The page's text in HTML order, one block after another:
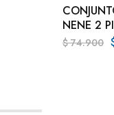
NENE 2
$74.900